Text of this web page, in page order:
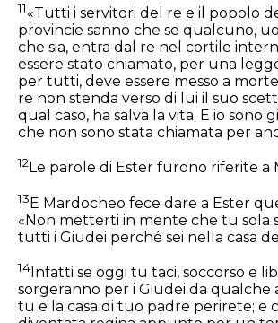
11«Tutti i servitori del re e il popolo
provincie sanno che se qualcuno,
che sia, entra dal re nel cortile
essere stato chiamato, per una
per tutti, deve essere messo a
re non stenda verso di lui il suo
qual caso, ha salva la vita. E io sono
che non sono stata chiamata per
12Le parole di Ester furono riferite a
13E Mardocheo fece dare a Ester
«Non metterti in mente che tu sola
tutti i Giudei perché sei nella casa
14 Infatti se oggi tu taci, soccorso e
sorgeranno per i Giudei da qualche
tu e la casa di tuo padre perirete; e